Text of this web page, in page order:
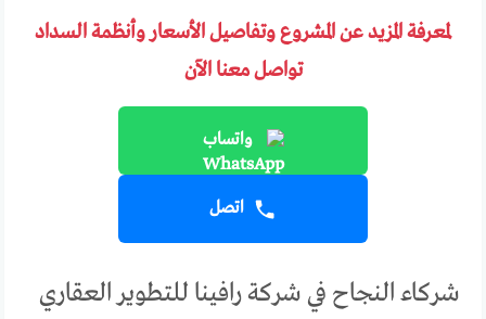
لمعرفة المزيد عن المشروع وتفاصيل الأسعار وأنظمة السداد
تواصل معنا الآن
واتساب
اتصل
شركاء النجاح في شركة رافينا للتطوير العقاري